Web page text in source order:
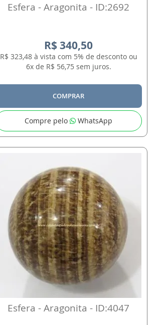
Esfera - Aragonita - ID:2692
R$ 340,50
R$ 323,48 à vista com 5% de desconto ou
6x de R$ 56,75 sem juros.
COMPRAR
Compre pelo WhatsApp
Esfera - Aragonita - ID:4047